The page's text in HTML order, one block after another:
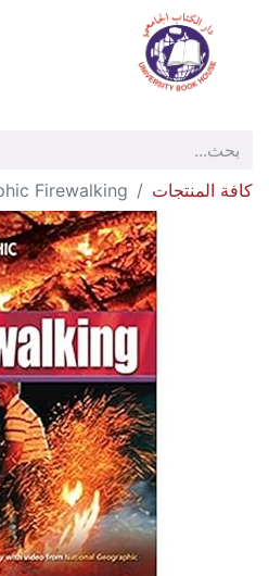
كافة المنتجات Firewalking